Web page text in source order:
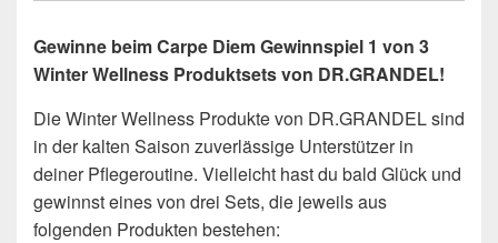
Gewinne beim Carpe Diem Gewinnspiel 1 von 3
Winter Wellness Produktsets von DR.GRANDEL!
Die Winter Wellness Produkte von DR.GRANDEL sind
in der kalten Saison zuverlässige Unterstützer in
deiner Pflegeroutine. Vielleicht hast du bald Glück und
gewinnst eines von drei Sets, die jeweils aus
folgenden Produkten bestehen: